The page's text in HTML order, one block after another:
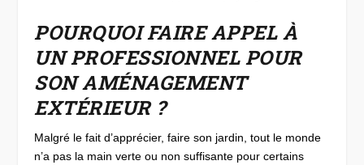
POURQUOI FAIRE APPEL À
UN PROFESSIONNEL POUR
SON AMÉNAGEMENT
EXTÉRIEUR ?
Malgré le fait d’apprécier, faire son jardin, tout le monde
n’a pas la main verte ou non suffisante pour certains